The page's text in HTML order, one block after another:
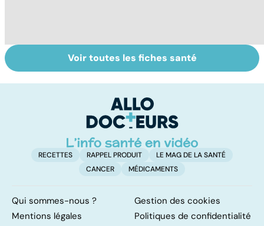
Suicide : prévenir
le passage à
L'avortement :
quels délais,
méthodes ?
Voir toutes les fiches santé
RECETTES RAPPEL PRODUIT
LE MAG DE LA SANTÉ
CANCER
MÉDICAMENTS
Qui sommes-nous ?
Gestion des cookies
Mentions légales
Politiques de confidentialité